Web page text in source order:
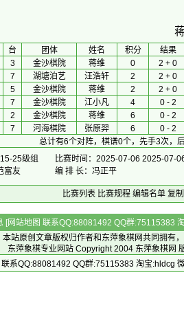
台 团体 姓名 积分
结果
3 金沙棋院 蒋维 0
2 + 0
7 湖塘泊艺 汪浩轩 2
2 + 0
5 金沙棋院 蒋维 2
2 + 0
7 金沙棋院 江小凡 4
0 - 2
2 金沙棋院 蒋维 6
0 - 2
7 河海棋院 张原羿 6
0 - 2
总计有6个对阵，棋谱0个，先手3次，
25级组
比赛时间：2025-07-06 2025-07-
富友
编 排 长：冯正平
比赛列表 比赛规程 编辑名单 复
[网站地图 联系QQ:88081492 QQ群:75115383
本站原创文章版权归作者和 东萍象棋网共同拥有
东萍象棋专业网站 Copyright 2004 东萍象棋网
联系QQ:88081492 QQ群:75115383 淘宝:hldcg